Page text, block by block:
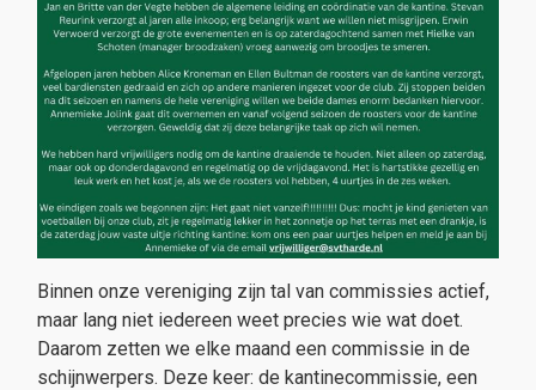
Binnen onze vereniging zijn tal van commissies actief,
maar lang niet iedereen weet precies wie wat doet.
Daarom zetten we elke maand een commissie in de
schijnwerpers. Deze keer: de kantinecommissie, een